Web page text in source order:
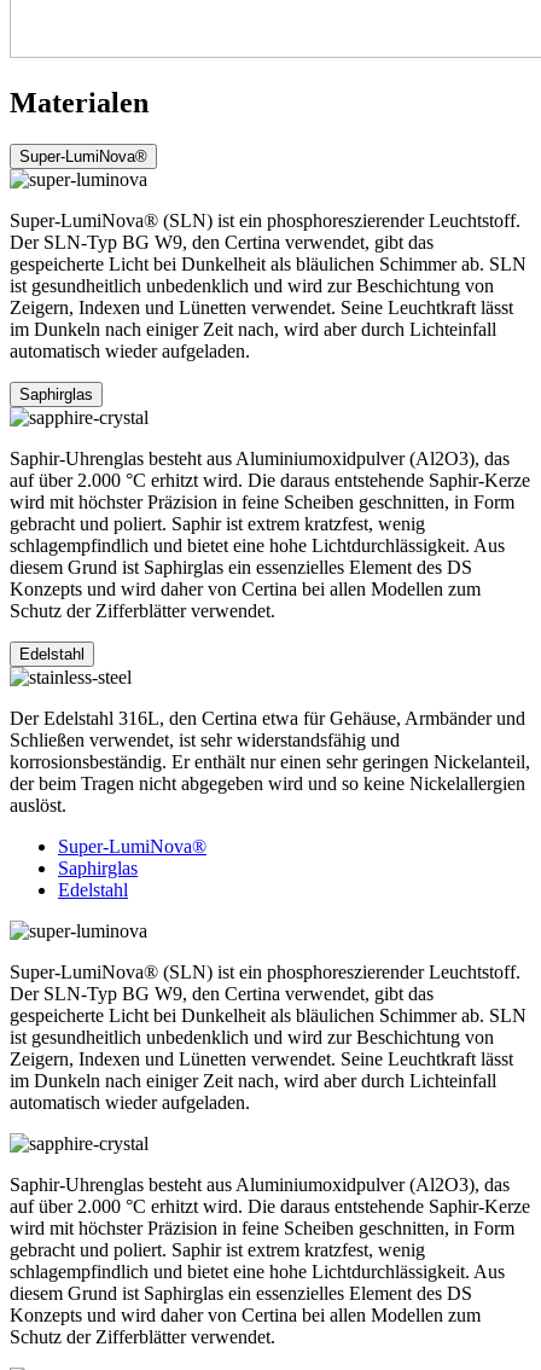
Materialen
Super-LumiNova®
Super-LumiNova® (SLN) ist ein phosphoreszierender Leuchtstoff.
Der SLN-Typ BG W9, den Certina verwendet, gibt das
gespeicherte Licht bei Dunkelheit als bläulichen Schimmer ab. SLN
ist gesundheitlich unbedenklich und wird zur Beschichtung von
Zeigern, Indexen und Lünetten verwendet. Seine Leuchtkraft lässt
im Dunkeln nach einiger Zeit nach, wird aber durch Lichteinfall
automatisch wieder aufgeladen.
Saphirglas
Saphir-Uhrenglas besteht aus Aluminiumoxidpulver (Al2O3), das
auf über 2.000 °C erhitzt wird. Die daraus entstehende Saphir-Kerze
wird mit höchster Präzision in feine Scheiben geschnitten, in Form
gebracht und poliert. Saphir ist extrem kratzfest, wenig
schlagempfindlich und bietet eine hohe Lichtdurchlässigkeit. Aus
diesem Grund ist Saphirglas ein essenzielles Element des DS
Konzepts und wird daher von Certina bei allen Modellen zum
Schutz der Zifferblätter verwendet.
Edelstahl
Der Edelstahl 316L, den Certina etwa für Gehäuse, Armbänder und
Schließen verwendet, ist sehr widerstandsfähig und
korrosionsbeständig. Er enthält nur einen sehr geringen Nickelanteil,
der beim Tragen nicht abgegeben wird und so keine Nickelallergien
auslöst.
Super-LumiNova®
Saphirglas
Edelstahl
Super-LumiNova® (SLN) ist ein phosphoreszierender Leuchtstoff.
Der SLN-Typ BG W9, den Certina verwendet, gibt das
gespeicherte Licht bei Dunkelheit als bläulichen Schimmer ab. SLN
ist gesundheitlich unbedenklich und wird zur Beschichtung von
Zeigern, Indexen und Lünetten verwendet. Seine Leuchtkraft lässt
im Dunkeln nach einiger Zeit nach, wird aber durch Lichteinfall
automatisch wieder aufgeladen.
Saphir-Uhrenglas besteht aus Aluminiumoxidpulver (Al2O3), das
auf über 2.000 °C erhitzt wird. Die daraus entstehende Saphir-Kerze
wird mit höchster Präzision in feine Scheiben geschnitten, in Form
gebracht und poliert. Saphir ist extrem kratzfest, wenig
schlagempfindlich und bietet eine hohe Lichtdurchlässigkeit. Aus
diesem Grund ist Saphirglas ein essenzielles Element des DS
Konzepts und wird daher von Certina bei allen Modellen zum
Schutz der Zifferblätter verwendet.